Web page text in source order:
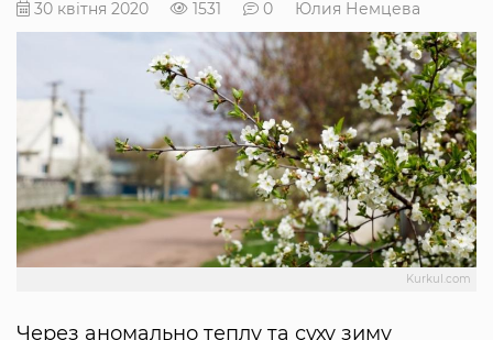
30 квітня 2020 1531 0 Юлия Немцева
Kurkul.com
Через аномально теплу та суху зиму